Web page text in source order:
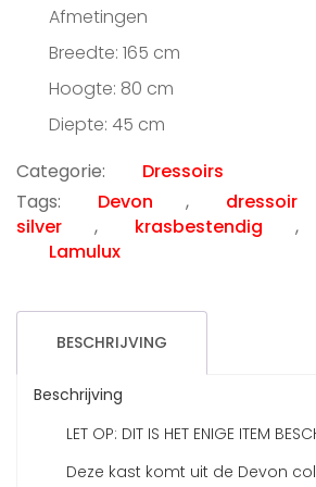
was:
€899.00.
Afmetingen
Breedte: 165 cm
Hoogte: 80 cm
Diepte: 45 cm
Categorie:
Dressoirs
Tags:
Devon , dressoir
silver
, krasbestendig ,
Lamulux
BESCHRIJVING
Beschrijving
LET OP: DIT IS HET ENIGE ITEM
Deze kast komt uit de Devon